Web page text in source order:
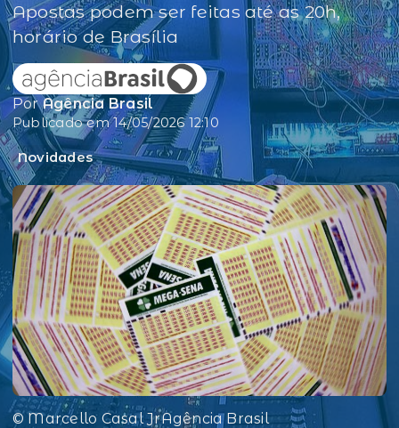
Apostas podem ser feitas até as 20h,
horário de Brasília
PorAgência Brasil
Publicado em 14/05/2026 12:10
Novidades
© Marcello Casal JrAgência Brasil